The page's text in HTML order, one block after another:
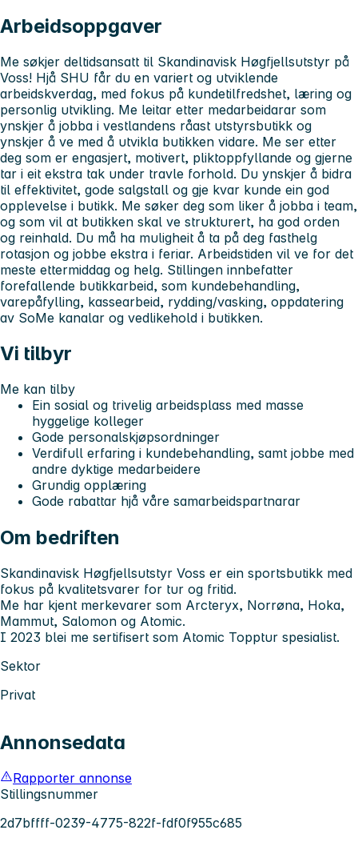
Arbeidsoppgaver
Me søkjer deltidsansatt til Skandinavisk Høgfjellsutstyr på
Voss! Hjå SHU får du en variert og utviklende
arbeidskverdag, med fokus på kundetilfredshet, læring og
personlig utvikling. Me leitar etter medarbeidarar som
ynskjer å jobba i vestlandens råast utstyrsbutikk og
ynskjer å ve med å utvikla butikken vidare. Me ser etter
deg som er engasjert, motivert, pliktoppfyllande og gjerne
tar i eit ekstra tak under travle forhold. Du ynskjer å bidra
til effektivitet, gode salgstall og gje kvar kunde ein god
opplevelse i butikk. Me søker deg som liker å jobba i team,
og som vil at butikken skal ve strukturert, ha god orden
og reinhald. Du må ha muligheit å ta på deg fasthelg
rotasjon og jobbe ekstra i feriar. Arbeidstiden vil ve for det
meste ettermiddag og helg. Stillingen innbefatter
forefallende butikkarbeid, som kundebehandling,
varepåfylling, kassearbeid, rydding/vasking, oppdatering
av SoMe kanalar og vedlikehold i butikken.
Vi tilbyr
Me kan tilby
Ein sosial og trivelig arbeidsplass med masse
hyggelige kolleger
Gode personalskjøpsordninger
Verdifull erfaring i kundebehandling, samt jobbe med
andre dyktige medarbeidere
Grundig opplæring
Gode rabattar hjå våre samarbeidspartnarar
Om bedriften
Skandinavisk Høgfjellsutstyr Voss er ein sportsbutikk med
fokus på kvalitetsvarer for tur og fritid.
Me har kjent merkevarer som Arcteryx, Norrøna, Hoka,
Mammut, Salomon og Atomic.
I 2023 blei me sertifisert som Atomic Topptur spesialist.
Sektor
Privat
Annonsedata
Rapporter annonse
Stillingsnummer
2d7bffff-0239-4775-822f-fdf0f955c685